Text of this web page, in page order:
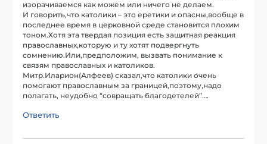
изорачиваемся как можем или ничего не делаем.
И говорить,что католики – это еретики и опасны,вообще в
последнее время в церковной среде становится плохим
тоном.Хотя эта твердая позиция есть защитная реакция
православных,которую и ту хотят подвергнуть
сомнению.Или,предположим, вызвать понимание к
связям православных и католиков.
Митр.Иларион(Алфеев) сказал,что католики очень
помогают православным за границей,поэтому,надо
полагать, неудобно “совращать благодетелей”….
Ответить